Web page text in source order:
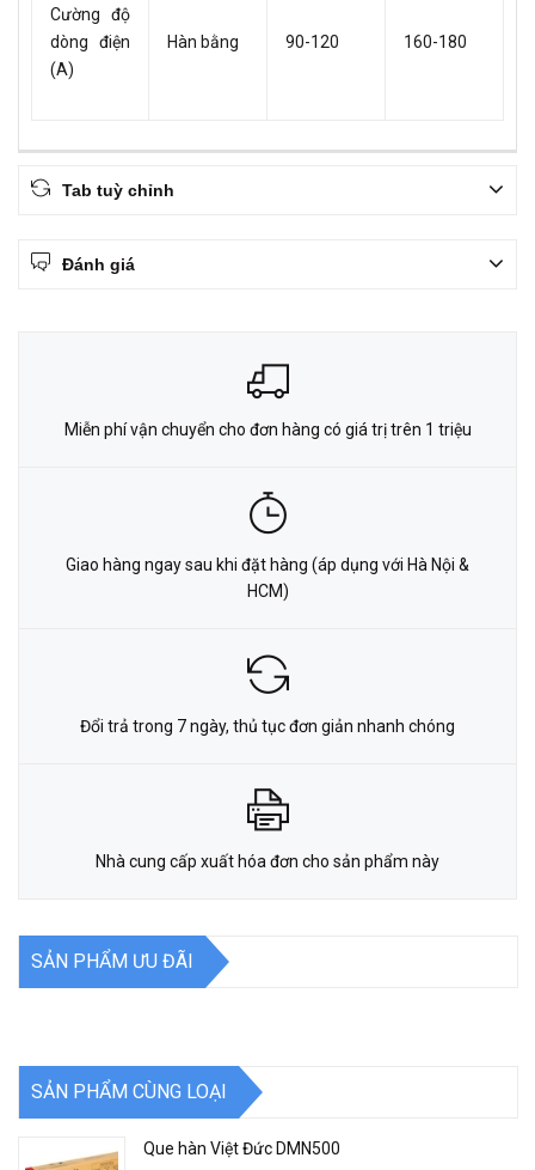
Cường độ
dòng điện
(A)
Hàn bằng 90-120 160-180
Tab tuỳ chỉnh
Đánh giá
Miễn phí vận chuyển cho đơn hàng có giá trị trên 1 triệu
Giao hàng ngay sau khi đặt hàng (áp dụng với Hà Nội &
HCM)
Đổi trả trong 7 ngày, thủ tục đơn giản nhanh chóng
Nhà cung cấp xuất hóa đơn cho sản phẩm này
SẢN PHẨM ƯU ĐÃI
SẢN PHẨM CÙNG LOẠI
Que hàn Việt Đức DMN500